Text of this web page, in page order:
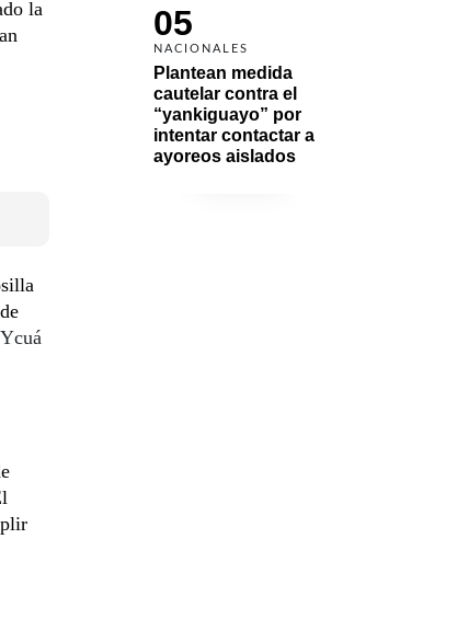
05
NACIONALES
Plantean medida
cautelar contra el
“yankiguayo” por
intentar contactar a
ayoreos aislados
la